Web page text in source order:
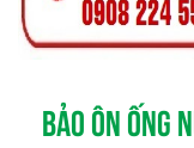
BẢO ÔN ỐNG